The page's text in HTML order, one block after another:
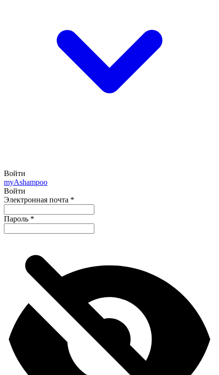
Войти
myAshampoo
Войти
Электронная почта *
Пароль *